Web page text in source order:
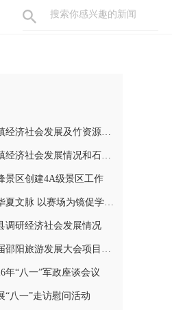
展及竹资源综合循环利用项目推进工作
发展情况和石马江流域农文旅项目
景区创建4A级景区工作
成长——新邵一中学子在省级 “用英语讲中国故事”大赛中斩获佳绩
调研经济社会发展情况
旅游发展大会项目建设工作
年“八一”军政座谈会议
“八一”走访慰问活动